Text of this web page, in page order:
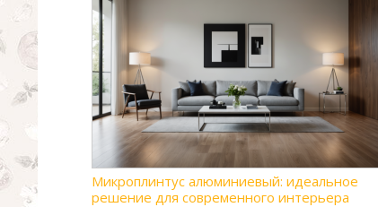
Микроплинтус алюминиевый: идеальное
решение для современного интерьера